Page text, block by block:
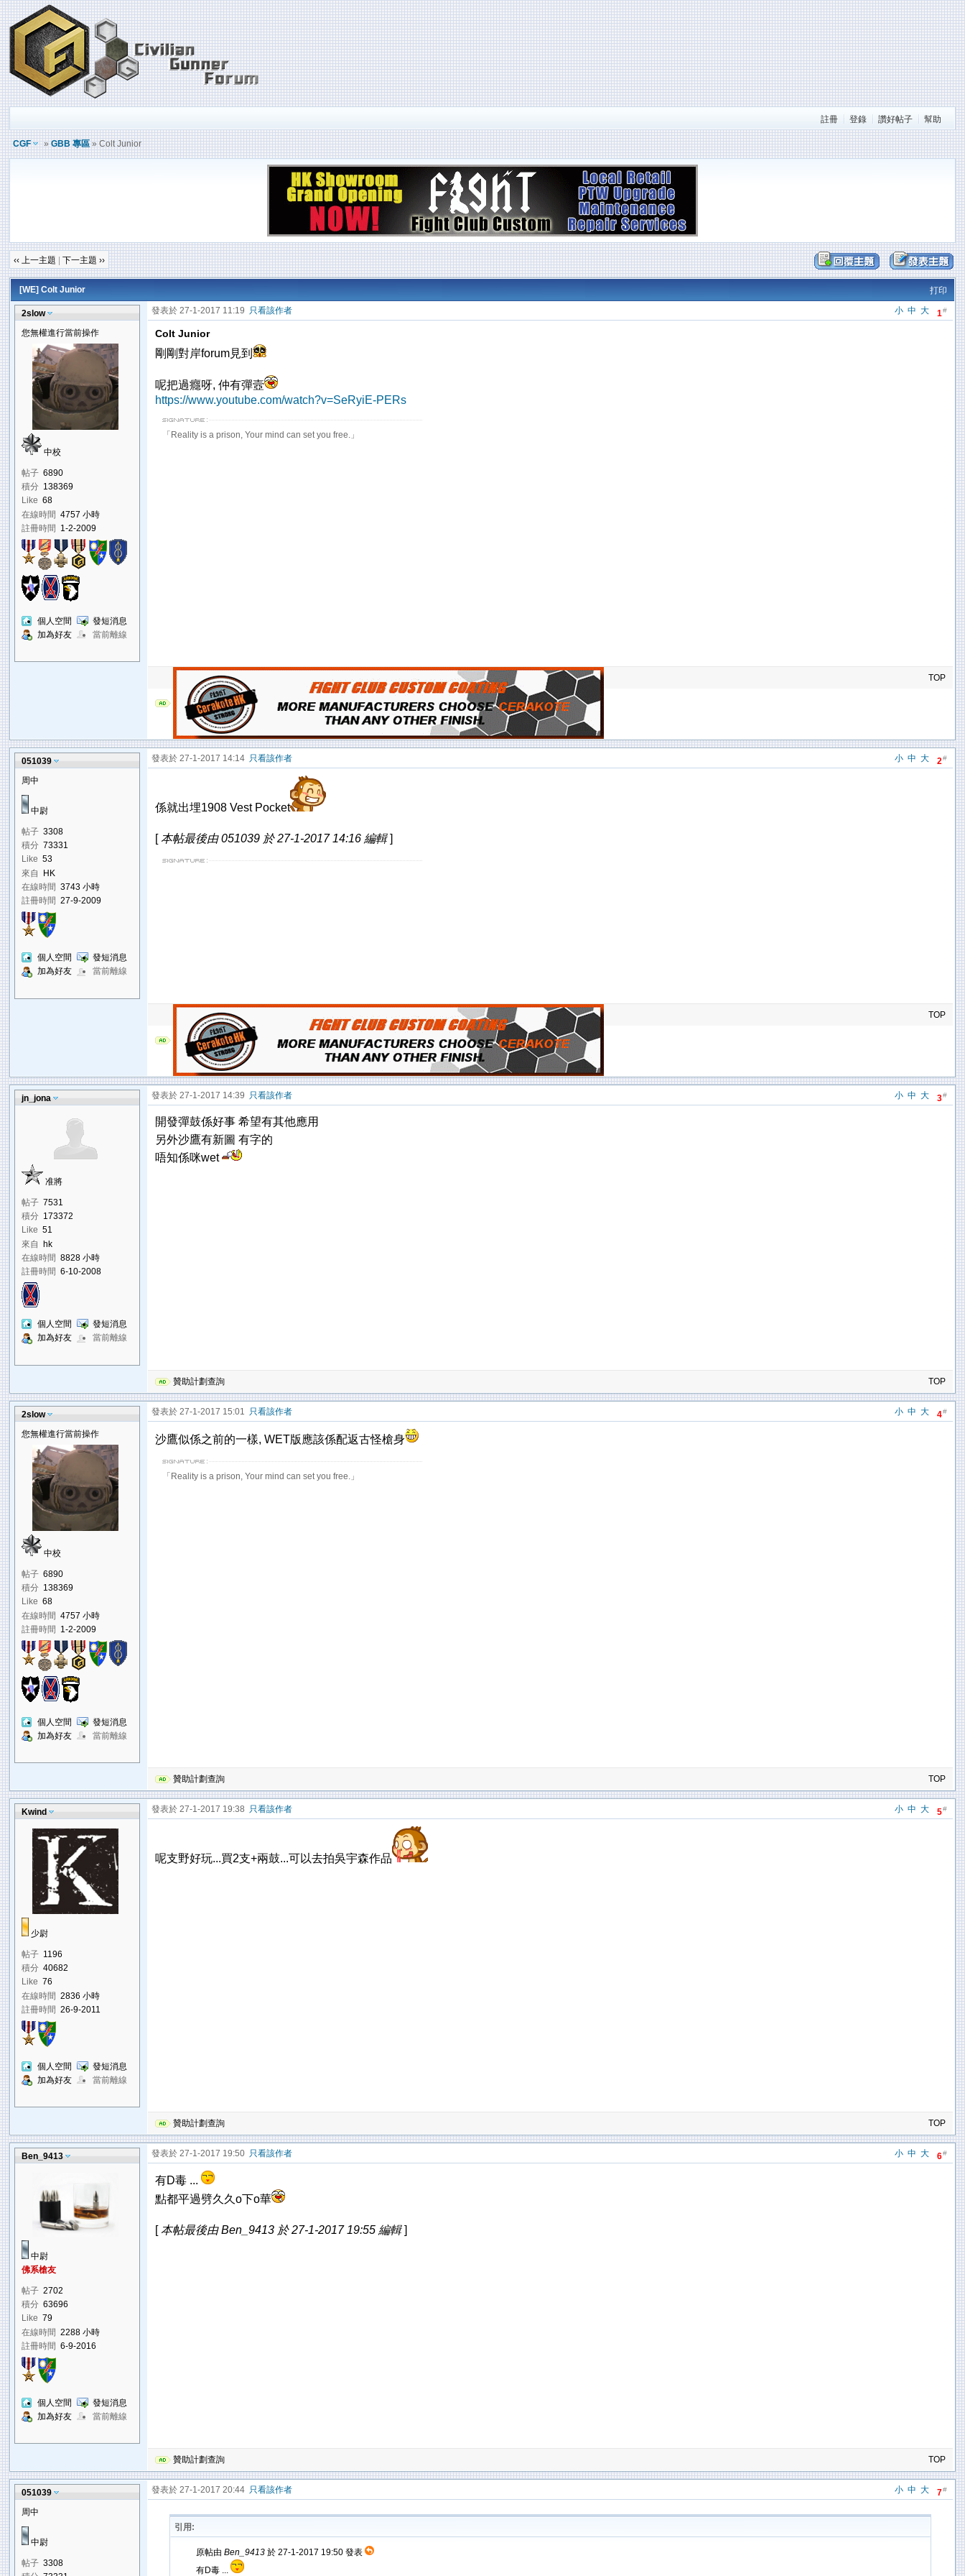
註冊 登錄 讚好帖子 幫助
CGF »GBB 專區» Colt Junior
‹‹ 上一主題 |下一主題 ››
打印
[WE] Colt Junior
2slow
您無權進行當前操作
中校
帖子 6890
積分 138369
Like 68
在線時間 4757 小時
註冊時間 1-2-2009
個人空間
發短消息
加為好友
當前離線
1#
大
中
小
發表於 27-1-2017 11:19 只看該作者
Colt Junior
剛剛對岸forum見到
呢把過癮呀, 仲有彈壼
https://www.youtube.com/watch?v=SeRyiE-PERs
「Reality is a prison, Your mind can set you free.」
TOP
051039
周中
中尉
帖子 3308
積分 73331
Like 53
來自
HK
在線時間 3743 小時
註冊時間
27-9-2009
個人空間
發短消息
加為好友
當前離線
2#
大
中
小
發表於 27-1-2017 14:14 只看該作者
係就出埋1908 Vest Pocket
[本帖最後由 051039 於 27-1-2017 14:16 編輯]
TOP
jn_jona
准將
帖子 7531
積分 173372
Like 51
來自
hk
在線時間 8828 小時
註冊時間
6-10-2008
個人空間
發短消息
加為好友
當前離線
3#
大
中
小
發表於 27-1-2017 14:39 只看該作者
開發彈鼓係好事 希望有其他應用
另外沙鷹有新圖 有字的
唔知係咪wet
TOP
贊助計劃查詢
2slow
您無權進行當前操作
中校
帖子 6890
積分 138369
Like 68
在線時間 4757 小時
註冊時間 1-2-2009
個人空間
發短消息
加為好友
當前離線
4#
大
中
小
發表於 27-1-2017 15:01 只看該作者
沙鷹似係之前的一樣, WET版應該係配返古怪槍身
「Reality is a prison, Your mind can set you free.」
TOP
贊助計劃查詢
Kwind
少尉
帖子 1196
積分 40682
Like 76
在線時間 2836 小時
註冊時間 26-9-2011
個人空間
發短消息
加為好友
當前離線
5#
大
中
小
發表於 27-1-2017 19:38 只看該作者
呢支野好玩...買2支+兩鼓...可以去拍吳宇森作品
TOP
贊助計劃查詢
Ben_9413
中尉
佛系槍友
帖子 2702
積分 63696
Like 79
在線時間 2288 小時
註冊時間 6-9-2016
個人空間
發短消息
加為好友
當前離線
6#
大
中
小
發表於 27-1-2017 19:50 只看該作者
有D毒 ...
點都平過劈久久o下o華
[本帖最後由 Ben_9413 於 27-1-2017 19:55 編輯]
TOP
贊助計劃查詢
051039
周中
中尉
帖子 3308
7#
大
中
小
發表於 27-1-2017 20:44 只看該作者
引用:
原帖由Ben_9413 於 27-1-2017 19:50 發表
有D毒 ...